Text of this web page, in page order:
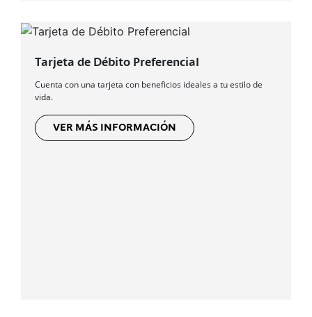
Tarjeta de Débito Preferencial
Cuenta con una tarjeta con beneficios ideales a tu estilo de
vida.
VER MÁS INFORMACIÓN